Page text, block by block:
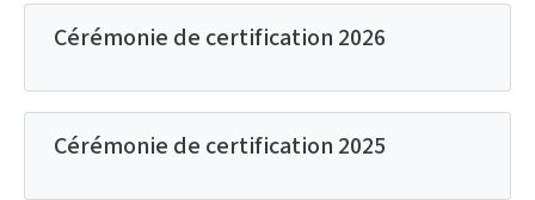
Cérémonie de certification 2026
Cérémonie de certification 2025